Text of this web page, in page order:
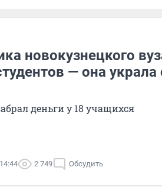
новокузнецкого
— она
деньги у 18 учащихся
2 749 Обсудить